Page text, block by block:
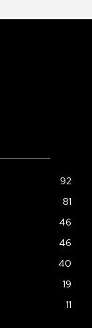
92
81
46
46
40
19
11